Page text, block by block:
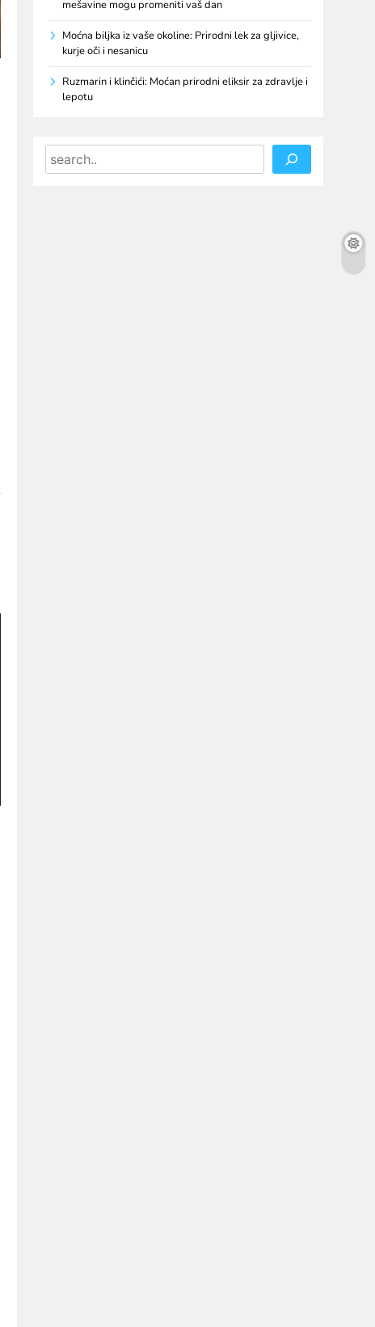
mešavine mogu promeniti vaš dan
Moćna biljka iz vaše okoline: Prirodni lek za gljivice,
kurje oči i nesanicu
Ruzmarin i klinčići: Moćan prirodni eliksir za zdravlje i
lepotu
Search